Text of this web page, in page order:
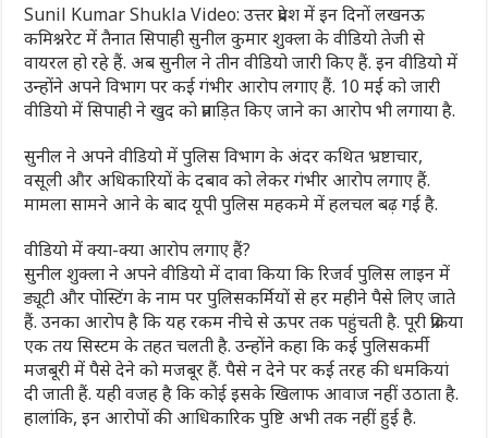
Sunil Kumar Shukla Video: उत्तर प्रदेश में इन दिनों लखनऊ
कमिश्नरेट में तैनात सिपाही सुनील कुमार शुक्ला के वीडियो तेजी से
वायरल हो रहे हैं. अब सुनील ने तीन वीड‍ियो जारी किए हैं. इन वीडियो में
उन्‍होंने अपने विभाग पर कई गंभीर आरोप लगाए हैं. 10 मई को जारी
वीडियो में सिपाही ने खुद को प्रताड़ित किए जाने का आरोप भी लगाया है.
सुनील ने अपने वीडियो में पुलिस विभाग के अंदर कथित भ्रष्टाचार,
वसूली और अधिकारियों के दबाव को लेकर गंभीर आरोप लगाए हैं.
मामला सामने आने के बाद यूपी पुलिस महकमे में हलचल बढ़ गई है.
वीडियो में क्‍या-क्‍या आरोप लगाए हैं?
सुनील शुक्ला ने अपने वीड‍ियो में दावा किया कि रिजर्व पुलिस लाइन में
ड्यूटी और पोस्टिंग के नाम पर पुलिसकर्मियों से हर महीने पैसे लिए जाते
हैं. उनका आरोप है कि यह रकम नीचे से ऊपर तक पहुंचती है. पूरी प्रक्रिया
एक तय सिस्टम के तहत चलती है. उन्होंने कहा कि कई पुलिसकर्मी
मजबूरी में पैसे देने को मजबूर हैं. पैसे न देने पर कई तरह की धमकियां
दी जाती हैं. यही वजह है कि कोई इसके खिलाफ आवाज नहीं उठाता है.
हालांकि, इन आरोपों की आधिकारिक पुष्टि अभी तक नहीं हुई है.